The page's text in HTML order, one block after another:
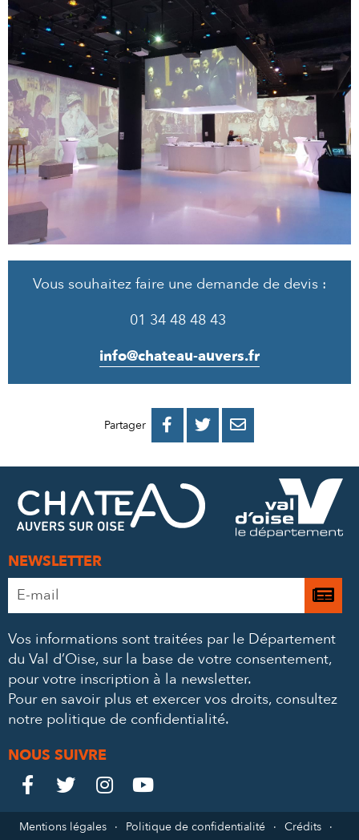
Vous souhaitez faire une demande de devis :
01 34 48 48 43
info@chateau-auvers.fr
Partager 
PARTAGER
FACEBOOK
PARTAGER
PARTAGER
MAIL
NEWSLETTER
Adresse
*
Je
à
Vos informations sont traitées par le Département
du Val d’Oise, sur la base de votre consentement,
pour votre inscription à la newsletter.
Pour en savoir plus et exercer vos droits, consultez
notre politique de confidentialité.
NOUS SUIVRE
Le
Château

Le
Château

Le
Château

Le
Château

Mentions légales Politique de confidentialité
Crédits